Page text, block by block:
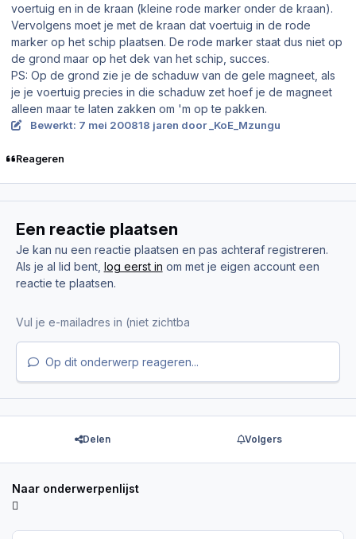
voertuig en in de kraan (kleine rode marker onder de kraan).
Vervolgens moet je met de kraan dat voertuig in de rode
marker op het schip plaatsen. De rode marker staat dus niet op
de grond maar op het dek van het schip, succes.
PS: Op de grond zie je de schaduw van de gele magneet, als
je je voertuig precies in die schaduw zet hoef je de magneet
alleen maar te laten zakken om 'm op te pakken.
Bewerkt: 7 mei 200818 jaren door _KoE_Mzungu
Reageren
Een reactie plaatsen
Je kan nu een reactie plaatsen en pas achteraf registreren.
Als je al lid bent, log eerst in om met je eigen account een
reactie te plaatsen.
Op dit onderwerp reageren...
Delen Volgers
Naar onderwerpenlijst